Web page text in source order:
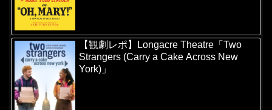
【観劇レポ】Longacre Theatre「Two
Strangers (Carry a Cake Across New
York)」